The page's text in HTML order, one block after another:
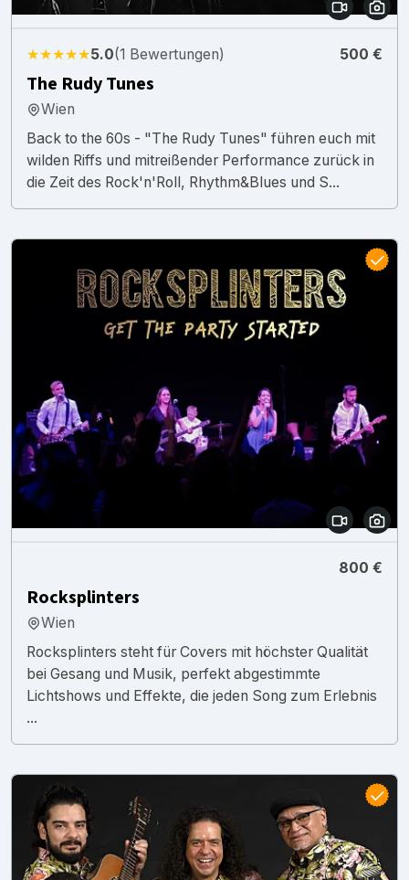
★★★★★5.0(1 Bewertungen) 500 €
The Rudy Tunes
Wien
Back to the 60s - "The Rudy Tunes" führen euch mit
wilden Riffs und mitreißender Performance zurück in
die Zeit des Rock'n'Roll, Rhythm&Blues und S...
800 €
Rocksplinters
Wien
Rocksplinters steht für Covers mit höchster Qualität
bei Gesang und Musik, perfekt abgestimmte
Lichtshows und Effekte, die jeden Song zum Erlebnis
...